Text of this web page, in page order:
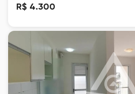
R$ 4.300